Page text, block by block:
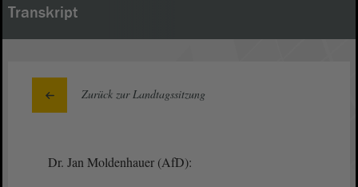
Transkript
Zurück zur Landtagssitzung
Dr. Jan Moldenhauer (AfD):